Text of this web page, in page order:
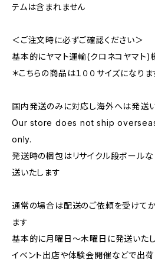
テムは含まれません
＜ご注文時に必ずご確認ください＞
基本的にヤマト運輸(クロネコヤマト)
＊こちらの商品は１００サイズになりま
国内発送のみに対応し海外へは発送
Our store does not ship
only.
発送時の梱包はリサイクル段ボール
送いたします
通常の場合は配送のご依頼を受けて
ます
基本的に月曜日〜木曜日に発送いた
イベント出店や体験会開催などで出